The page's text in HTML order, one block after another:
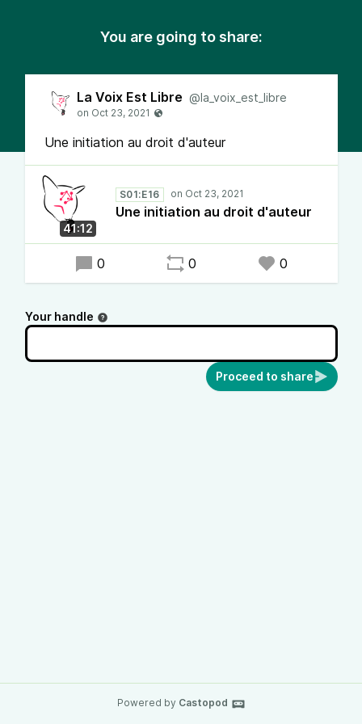
You are going to share:
La Voix Est Libre @la_voix_est_libre
Une initiation au droit d'auteur
41:12
S01:E16
Une initiation au droit d'auteur
0 0 0
Your handle
Proceed to share
Powered by Castopod